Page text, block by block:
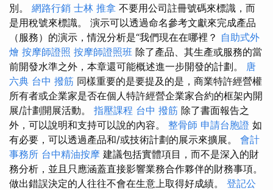
別。 網路行銷 士林 推拿 不要用公司註冊號碼來標識，而
是用稅號來標識。 演示可以透過命名參考文獻來完成產品
（服務）的演示，情況分析是“我們現在在哪裡？ 自助式外
燴 按摩師證照 按摩師證照班 除了產品、其生產或服務的當
前開發水準之外，本章還可能概述進一步開發的計劃。 唐
六典 台中 撥筋 同樣重要的是要提及的是，商業特許經營權
所有者或企業家是否在個人特許經營企業家合約的框架內開
展/計劃開展活動。 指壓課程 台中 撥筋 除了書面報告之
外，可以說明和支持可以說的內容。 整骨師 申請台胞證 如
有必要，可以透過產品和/或技術計劃的展示來擴展。 會計
事務所 台中精油按摩 建議包括實體項目，而不是深入的財
務分析，並且只應涵蓋直接影響業務合作夥伴的財務事項。
做出錯誤決定的人往往不會在生意上取得好成績。 登記公